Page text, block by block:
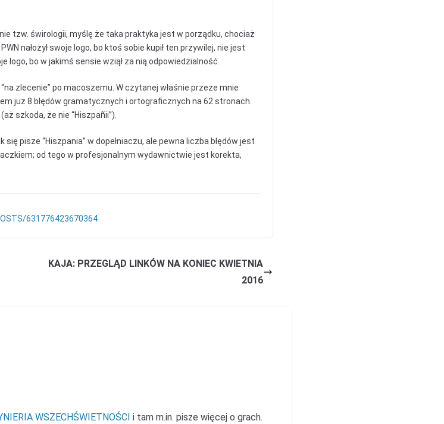
tzw. świrologii, myślę że taka praktyka jest w porządku, chociaż
nałożył swoje logo, bo ktoś sobie kupił ten przywilej, nie jest
logo, bo w jakimś sensie wziął za nią odpowiedzialność.
zlecenie” po macoszemu. W czytanej właśnie przeze mnie
już 8 błędów gramatycznych i ortograficznych na 62 stronach.
szkoda, że nie “Hiszpañii”).
pisze “Hiszpania” w dopełniaczu, ale pewna liczba błędów jest
od tego w profesjonalnym wydawnictwie jest korekta,
631776423670364
KAJA: PRZEGLĄD LINKÓW NA KONIEC KWIETNIA
2016
WSZECHŚWIETNOŚCI i tam m.in. pisze więcej o grach.